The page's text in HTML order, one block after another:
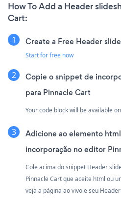
How To Add a Header
Cart:
Create a Free Header
Start for free now
Copie o snippet de
para Pinnacle Cart
Your code block will be available
Adicione ao elemento
incorporação no editor
Cole acima do snippet Header
Pinnacle Cart que aceite html ou
veja a página ao vivo e seu